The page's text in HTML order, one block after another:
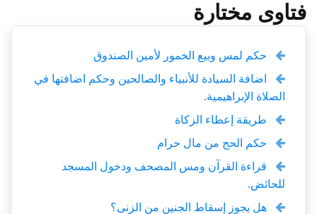
فتاوى مختارة
حكم لمس وبيع الخمور لأمين الصندوق
اضافة السيادة للأنبياء والصالحين وحكم اضافتها في
الصلاة الإبراهيمية.
طريقة إعطاء الزكاة
حكم الحج من مال حرام
قراءة القرآن ومس المصحف ودخول المسجد
للحائض.
هل يجوز إسقاط الجنين من الزنى؟